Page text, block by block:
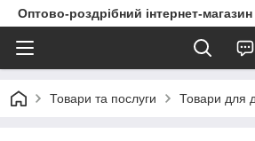
Оптово-роздрібний інтернет-
Товари та послуги Товари для